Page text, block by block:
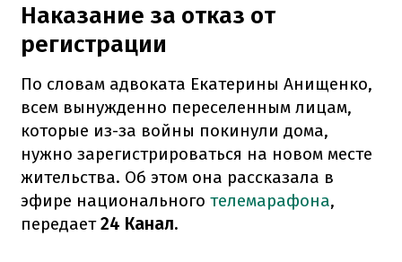
Наказание за отказ от
регистрации
По словам адвоката Екатерины Анищенко,
всем вынужденно переселенным лицам,
которые из-за войны покинули дома,
нужно зарегистрироваться на новом месте
жительства. Об этом она рассказала в
эфире национального телемарафона,
передает24 Канал.